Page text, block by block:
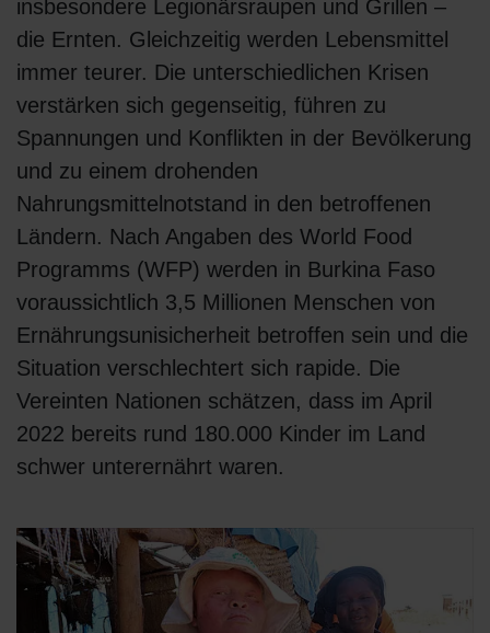
insbesondere Legionärsraupen und Grillen –
die Ernten. Gleichzeitig werden Lebensmittel
immer teurer. Die unterschiedlichen Krisen
verstärken sich gegenseitig, führen zu
Spannungen und Konflikten in der Bevölkerung
und zu einem drohenden
Nahrungsmittelnotstand in den betroffenen
Ländern. Nach Angaben des World Food
Programms (WFP) werden in Burkina Faso
voraussichtlich 3,5 Millionen Menschen von
Ernährungsunisicherheit betroffen sein und die
Situation verschlechtert sich rapide. Die
Vereinten Nationen schätzen, dass im April
2022 bereits rund 180.000 Kinder im Land
schwer unterernährt waren.